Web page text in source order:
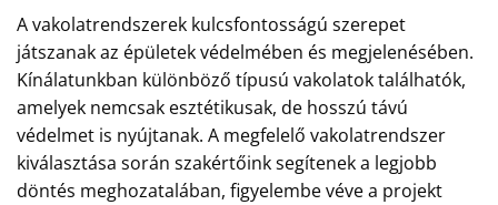
A vakolatrendszerek kulcsfontosságú szerepet
játszanak az épületek védelmében és megjelenésében.
Kínálatunkban különböző típusú vakolatok találhatók,
amelyek nemcsak esztétikusak, de hosszú távú
védelmet is nyújtanak. A megfelelő vakolatrendszer
kiválasztása során szakértőink segítenek a legjobb
döntés meghozatalában, figyelembe véve a projekt